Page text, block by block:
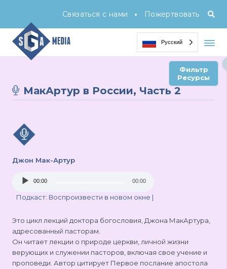
Связаться с нами • Пожертвовать
Русский
Фильтр
Ресурсы
МакАртур в России, Часть 2
Джон Мак-Артур
Audio
00:00 00:00
Подкаст: Воспроизвести в новом окне |
Это цикл лекций доктора богословия, Джона МакАртура,
адресованный пасторам.
Он читает лекции о природе церкви, личной жизни
верующих и служении пасторов, включая свое учение и
проповеди. Автор цитирует Первое послание апостола